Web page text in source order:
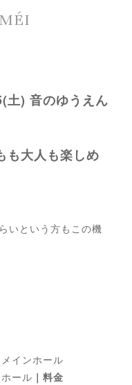
土) 音のゆうえん
も大人も楽しめ
いという方もこの機
インホール
ール ｜料金